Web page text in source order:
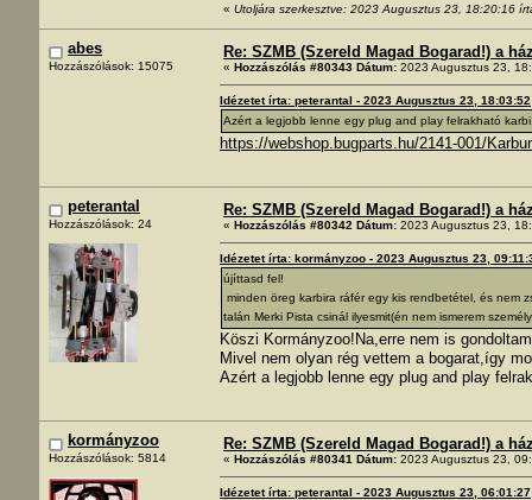
« Utoljára szerkesztve: 2023 Augusztus 23, 18:20:16
abes
Hozzászólások: 15075
Re: SZMB (Szereld Magad Bogarad!) a
« Hozzászólás #80343 Dátum: 2023 Augusztus 23,
Idézetet írta: peterantal - 2023 Augusztus 23, 18:03:52
Azért a legjobb lenne egy plug and play felrakható
https://webshop.bugparts.hu/2141-001/
peterantal
Hozzászólások: 24
Re: SZMB (Szereld Magad Bogarad!) a
« Hozzászólás #80342 Dátum: 2023 Augusztus 23,
Idézetet írta: kormányzoo - 2023 Augusztus 23,
újíttasd fel!
minden öreg karbira ráfér egy kis rendbetétel, és nem
talán Merki Pista csinál ilyesmit(én nem ismerem
Köszi Kormányzoo!Na,erre nem is
Mivel nem olyan rég vettem a bogarat,így
Azért a legjobb lenne egy plug and play
kormányzoo
Hozzászólások: 5814
Re: SZMB (Szereld Magad Bogarad!) a
« Hozzászólás #80341 Dátum: 2023 Augusztus 23,
Idézetet írta: peterantal - 2023 Augusztus 23, 06:01:27